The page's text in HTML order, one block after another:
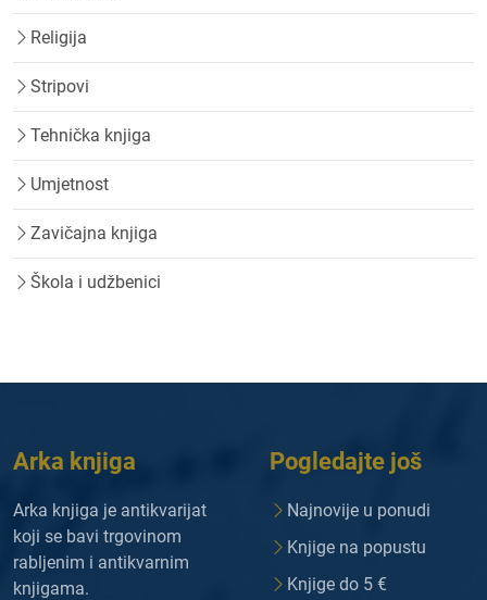
Religija
Stripovi
Tehnička knjiga
Umjetnost
Zavičajna knjiga
Škola i udžbenici
Arka knjiga
Arka knjiga je antikvarijat
koji se bavi trgovinom
rabljenim i antikvarnim
knjigama.
Pogledajte još
Najnovije u ponudi
Knjige na popustu
Knjige do 5 €